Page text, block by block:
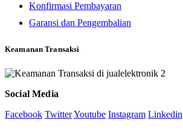
Konfirmasi Pembayaran
Garansi dan Pengembalian
Keamanan Transaksi
Social Media
Facebook TwitterYoutube Instagram Linkedin